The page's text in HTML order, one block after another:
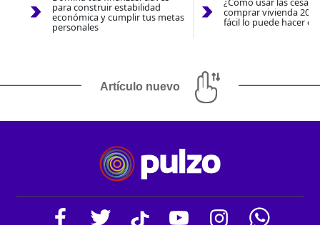
para construir estabilidad
económica y cumplir tus metas
personales
comprar vivienda
fácil lo puede hacer
Artículo nuevo